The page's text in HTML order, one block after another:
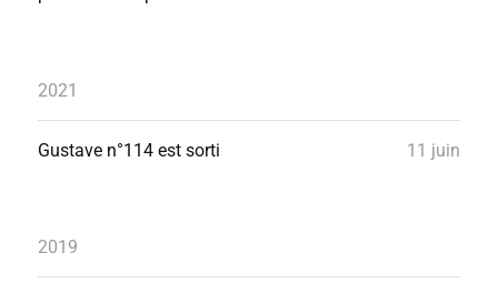
2021
Gustave n°114 est sorti 11 juin
2019